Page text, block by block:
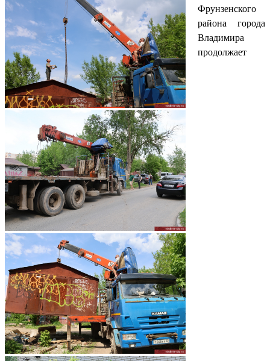
Фрунзенского
района города
Владимира
продолжает